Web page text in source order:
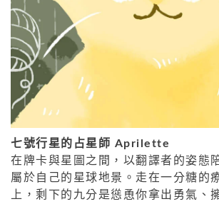
七號行星的占星師 Aprilette
在牌卡與星圖之間，以翻譯者的姿態
屬於自己的星球地景。走在一分糖的
上，剩下的九分是慫恿你拿出勇氣、